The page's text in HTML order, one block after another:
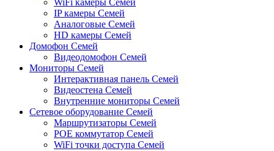
WiFi камеры Семей
IP камеры Семей
Аналоговые Семей
HD камеры Семей
Домофон Семей
Видеодомофон Семей
Мониторы Семей
Интерактивная панель Семей
Видеостена Семей
Внутренние мониторы Семей
Сетевое оборудование Семей
Маршрутизаторы Семей
POE коммутатор Семей
WiFi точки доступа Семей